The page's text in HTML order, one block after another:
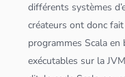
différents systèmes
créateurs ont donc
programmes Scala en
exécutables sur la